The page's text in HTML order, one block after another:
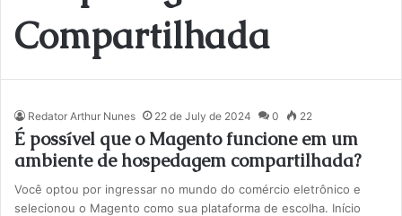
Compartilhada
Redator Arthur Nunes 22 de July de 2024 0 22
É possível que o Magento funcione em um
ambiente de hospedagem compartilhada?
Você optou por ingressar no mundo do comércio eletrônico e
selecionou o Magento como sua plataforma de escolha. Início